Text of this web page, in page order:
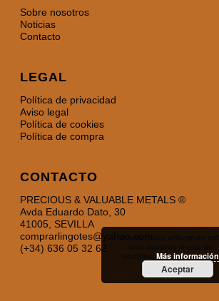
Sobre nosotros
Noticias
Contacto
LEGAL
Política de privacidad
Aviso legal
Política de cookies
Política de compra
CONTACTO
PRECIOUS & VALUABLE METALS ®
Avda Eduardo Dato, 30
41005, SEVILLA
comprarlingotes@yahoo.com
(+34) 636 05 32 62
Si continuas utilizando este
Más información
Aceptar